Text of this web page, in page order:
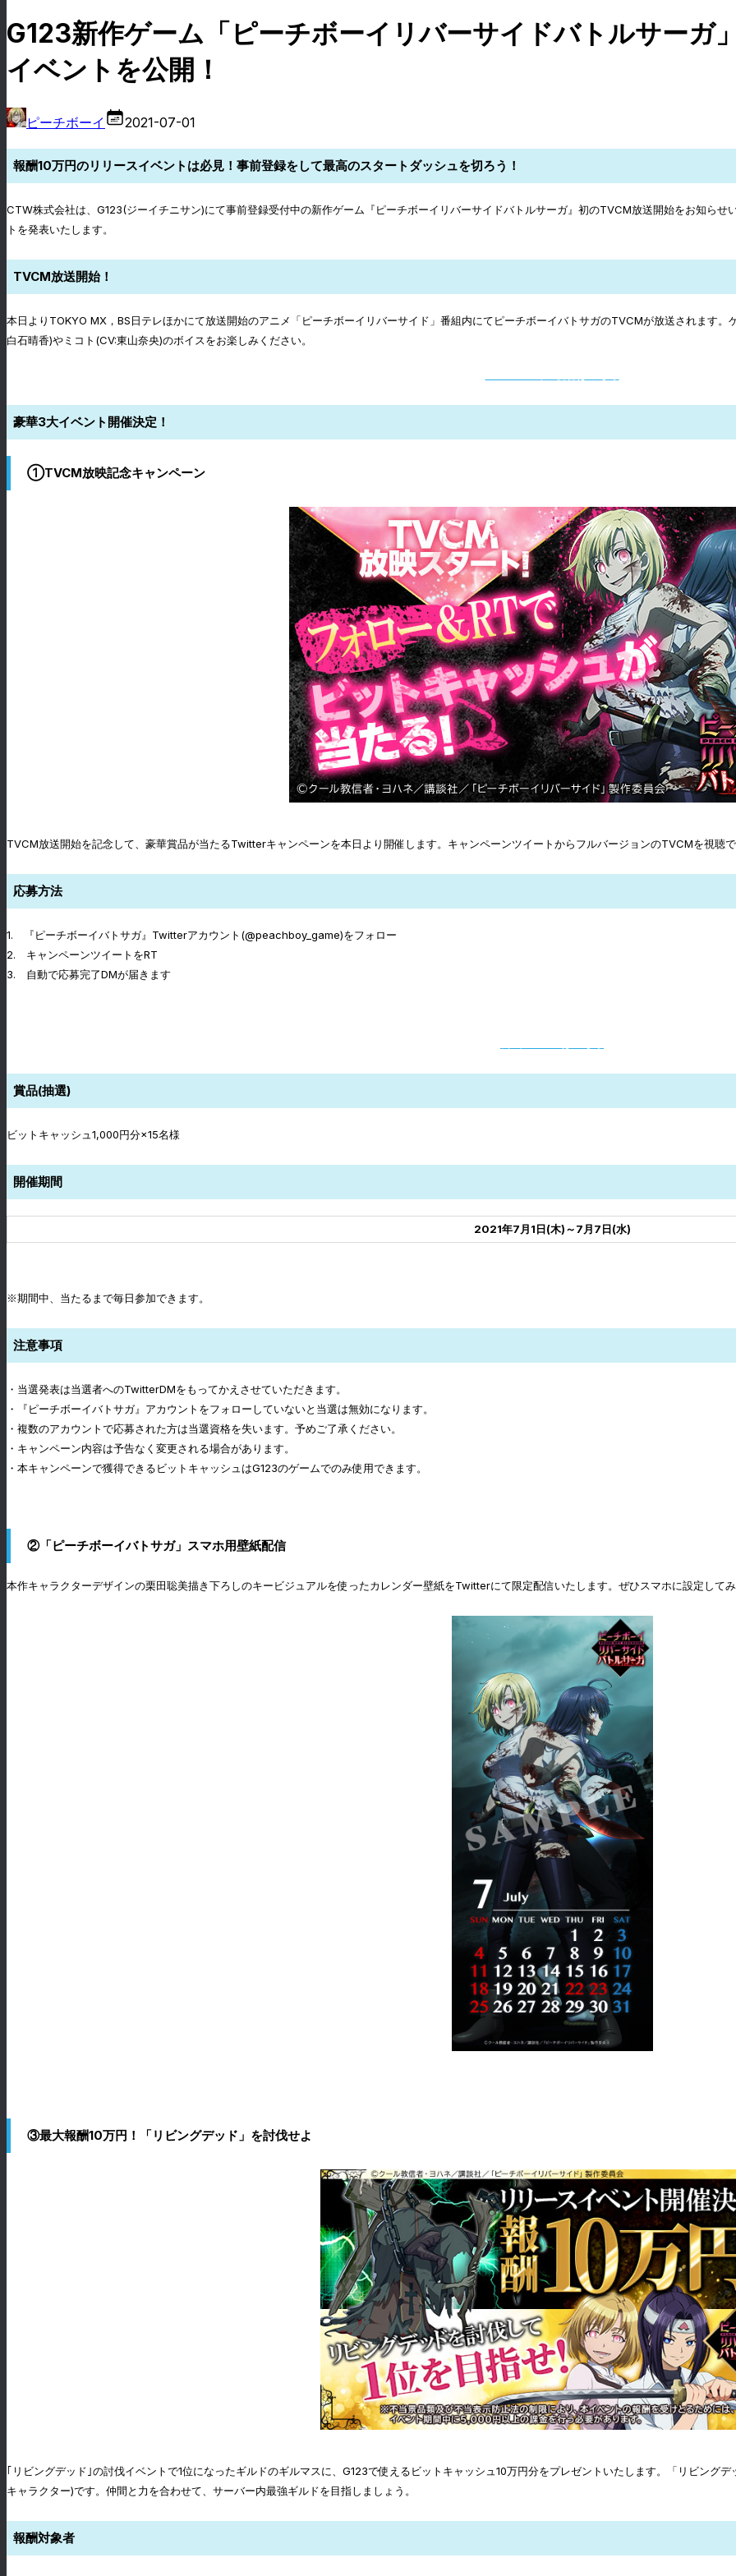
G123新作ゲーム「ピーチボーイリバーサイドバトルサーガ
イベントを公開！
ピーチボーイ 2021-07-01
報酬10万円のリリースイベントは必見！事前登録をして最高のスタートダッシュを切ろう！
CTW株式会社は、G123(ジーイチニサン)にて事前登録受付中の新作ゲーム『ピーチボーイリバーサイドバトルサーガ』初のTVCM放送開始をお知ら
トを発表いたします。
TVCM放送開始！
本日よりTOKYO MX，BS日テレほかにて放送開始のアニメ「ピーチボーイリバーサイド」番組内にてピーチボーイバトサガのTVCMが放送されます
白石晴香)やミコト(CV:東山奈央)のボイスをお楽しみください。
豪華3大イベント開催決定！
①TVCM放映記念キャンペーン
TVCM放送開始を記念して、豪華賞品が当たるTwitterキャンペーンを本日より開催します。キャンペーンツイートからフルバージョンのTVCMを視聴
応募方法
1. 『ピーチボーイバトサガ』Twitterアカウント(@peachboy_game)をフォロー
2. キャンペーンツイートをRT
3. 自動で応募完了DMが届きます
賞品(抽選)
ビットキャッシュ1,000円分×15名様
開催期間
2021年7月1日(木)～7月7日(水)
※期間中、当たるまで毎日参加できます。
注意事項
・当選発表は当選者へのTwitterDMをもってかえさせていただきます。
・『ピーチボーイバトサガ』アカウントをフォローしていないと当選は無効になります。
・複数のアカウントで応募された方は当選資格を失います。予めご了承ください。
・キャンペーン内容は予告なく変更される場合があります。
・本キャンペーンで獲得できるビットキャッシュはG123のゲームでのみ使用できます。
②「ピーチボーイバトサガ」スマホ用壁紙配信
本作キャラクターデザインの栗田聡美描き下ろしのキービジュアルを使ったカレンダー壁紙をTwitterにて限定配信いたします。ぜひスマホに設定してみ
③最大報酬10万円！「リビングデッド」を討伐せよ
｢リビングデッド｣の討伐イベントで1位になったギルドのギルマスに、G123で使えるビットキャッシュ10万円分をプレゼントいたします。「リビング
キャラクター)です。仲間と力を合わせて、サーバー内最強ギルドを目指しましょう。
報酬対象者